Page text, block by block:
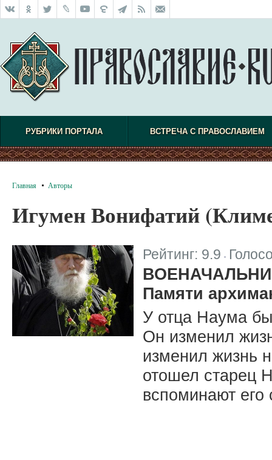
РУБРИКИ ПОРТАЛА ВСТРЕЧА С ПРАВОСЛАВИЕМ
Главная Авторы
Игумен Вонифатий
Рейтинг: 9.9
Памяти
У отца Наума
Он изменил
изменил жизнь
отошел старец
вспоминают